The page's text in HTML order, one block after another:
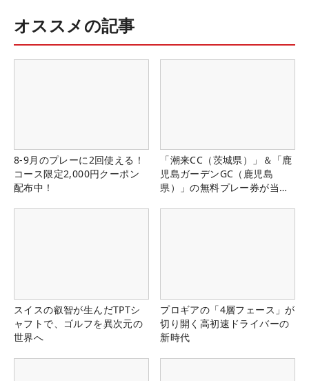
オススメの記事
8-9月のプレーに2回使える！
コース限定2,000円クーポン
配布中！
「潮来CC（茨城県）」＆「鹿
児島ガーデンGC（鹿児島
県）」の無料プレー券が当た
スイスの叡智が生んだTPTシ
ャフトで、ゴルフを異次元の
世界へ
プロギアの「4層フェース」が
切り開く高初速ドライバーの
新時代